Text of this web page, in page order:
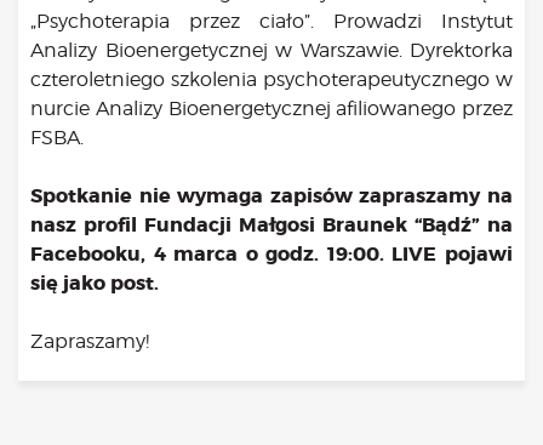
„Psychoterapia przez ciało”. Prowadzi Instytut
Analizy Bioenergetycznej w Warszawie. Dyrektorka
czteroletniego szkolenia psychoterapeutycznego w
nurcie Analizy Bioenergetycznej afiliowanego przez
FSBA.
Spotkanie nie wymaga zapisów zapraszamy na
nasz profil Fundacji Małgosi Braunek “Bądź” na
Facebooku, 4 marca o godz. 19:00. LIVE pojawi
się jako post.
Zapraszamy!